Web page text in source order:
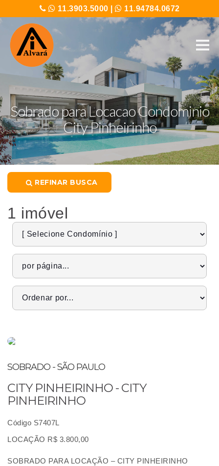
11.3903.5000 11.94784.0672
Sobrado para Locacao Condominio
City Pinheirinho
REFINAR BUSCA
1 imóvel
SOBRADO - SÃO PAULO
CITY PINHEIRINHO - CITY
PINHEIRINHO
Código S7407L
LOCAÇÃO R$ 3.800,00
SOBRADO PARA LOCAÇÃO – CITY PINHEIRINHO